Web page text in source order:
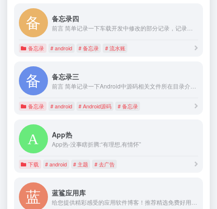
备忘录四
备忘录 # android # 备忘录 # 流水账
备忘录三
备忘录 # android # Android源码 # 备忘录
App热
App热-没事瞎折腾:“有理想,有情怀”
下载 # android # 主题 # 去广告
蓝鲨应用库